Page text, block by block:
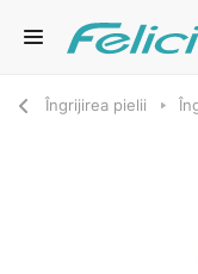
Îngrijirea pielii